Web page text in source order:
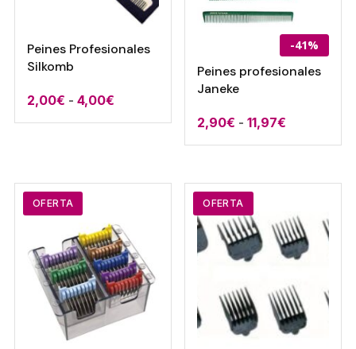
Peines Profesionales
Silkomb
2,00€ - 4,00€Rango
de
2,00€
4,00€
-41%
Peines profesionales
Janeke
2,90€ - 11,97€
de
desde
hasta
11,97€
OFERTA OFERTA